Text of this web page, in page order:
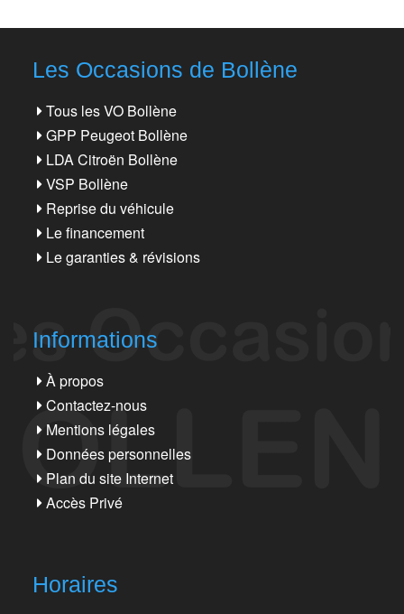
Les Occasions de Bollène
Tous les VO Bollène
GPP Peugeot Bollène
LDA Citroën Bollène
VSP Bollène
Reprise du véhicule
Le financement
Le garanties & révisions
Informations
À propos
Contactez-nous
Mentions légales
Données personnelles
Plan du site Internet
Accès Privé
Horaires